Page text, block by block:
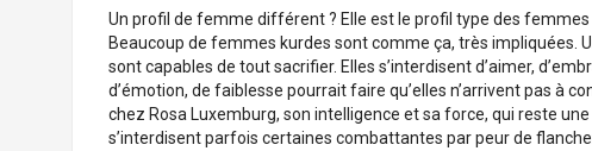
Un profil de femme différent ? Elle est le profil type des
Beaucoup de femmes kurdes sont comme ça, très impliquées.
sont capables de tout sacrifier. Elles s’interdisent d’aimer,
d’émotion, de faiblesse pourrait faire qu’elles n’arrivent pas à
chez Rosa Luxemburg, son intelligence et sa force, qui reste
s’interdisent parfois certaines combattantes par peur de